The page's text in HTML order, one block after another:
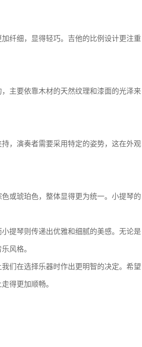
纤细，显得轻巧。吉他的比例设计更注重
主要依靠木材的天然纹理和漆面的光泽来
，演奏者需要采用特定的姿势，这在外观
或琥珀色，整体显得更为统一。小提琴的
提琴则传递出优雅和细腻的美感。无论是
风格。
们在选择乐器时作出更明智的决定。希望
得更加顺畅。